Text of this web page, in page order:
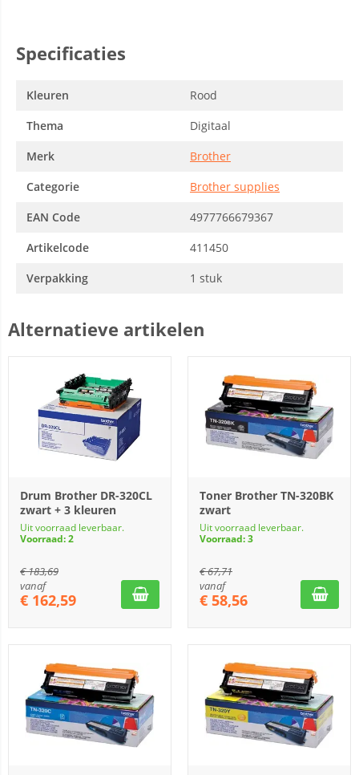
Specificaties
Kleuren
Rood
Thema
Digitaal
Merk
Brother
Categorie
Brother supplies
EAN Code
4977766679367
Artikelcode
411450
Verpakking
1 stuk
Alternatieve artikelen
Drum Brother DR-320CL
zwart + 3 kleuren
Uit voorraad leverbaar.
Voorraad: 2
€183,69
vanaf
€ 162,59
Toner Brother TN-320BK
zwart
Uit voorraad leverbaar.
Voorraad: 3
€67,71
vanaf
€ 58,56